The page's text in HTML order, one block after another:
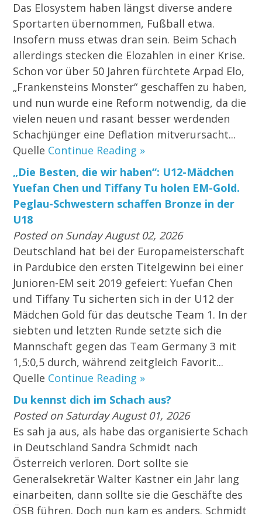
Das Elosystem haben längst diverse andere
Sportarten übernommen, Fußball etwa.
Insofern muss etwas dran sein. Beim Schach
allerdings stecken die Elozahlen in einer Krise.
Schon vor über 50 Jahren fürchtete Arpad Elo,
„Frankensteins Monster“ geschaffen zu haben,
und nun wurde eine Reform notwendig, da die
vielen neuen und rasant besser werdenden
Schachjünger eine Deflation mitverursacht...
Quelle Continue Reading »
„Die Besten, die wir haben“: U12-Mädchen
Yuefan Chen und Tiffany Tu holen EM-Gold.
Peglau-Schwestern schaffen Bronze in der
U18
Posted on Sunday August 02, 2026
Deutschland hat bei der Europameisterschaft
in Pardubice den ersten Titelgewinn bei einer
Junioren-EM seit 2019 gefeiert: Yuefan Chen
und Tiffany Tu sicherten sich in der U12 der
Mädchen Gold für das deutsche Team 1. In der
siebten und letzten Runde setzte sich die
Mannschaft gegen das Team Germany 3 mit
1,5:0,5 durch, während zeitgleich Favorit...
Quelle Continue Reading »
Du kennst dich im Schach aus?
Posted on Saturday August 01, 2026
Es sah ja aus, als habe das organisierte Schach
in Deutschland Sandra Schmidt nach
Österreich verloren. Dort sollte sie
Generalsekretär Walter Kastner ein Jahr lang
einarbeiten, dann sollte sie die Geschäfte des
ÖSB führen. Doch nun kam es anders. Schmidt